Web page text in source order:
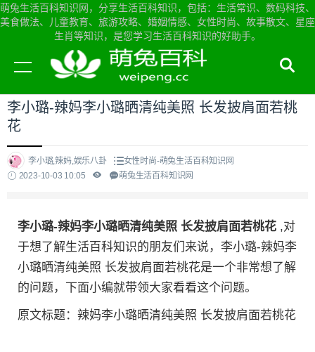
萌兔生活百科知识网，分享生活百科知识，包括：生活常识、数码科技、
美食做法、儿童教育、旅游攻略、婚姻情感、女性时尚、故事散文、星座
生肖等知识，是您学习生活百科知识的好助手。
当前位置： 萌兔生活百科知识网首页>女性时尚
李小璐-辣妈李小璐晒清纯美照 长发披肩面若桃
花
李小璐,辣妈,娱乐八卦
女性时尚-萌兔生活百科知识网
2023-10-03 10:05
萌兔生活百科知识网
李小璐-辣妈李小璐晒清纯美照 长发披肩面若桃花 ,对
于想了解生活百科知识的朋友们来说，李小璐-辣妈李
小璐晒清纯美照 长发披肩面若桃花是一个非常想了解
的问题，下面小编就带领大家看看这个问题。
原文标题：辣妈李小璐晒清纯美照 长发披肩面若桃花